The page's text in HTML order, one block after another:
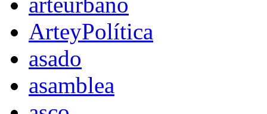
ArteyPolítica
asado
asamblea